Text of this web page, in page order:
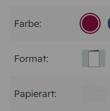
Farbe:
Format:
Papierart: